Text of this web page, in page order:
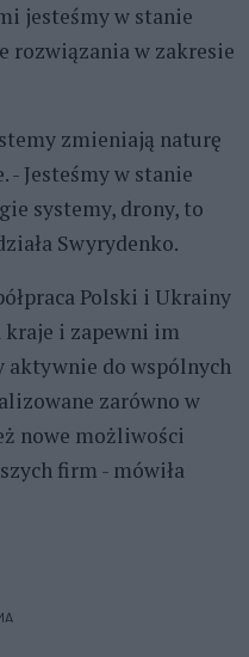
jesteśmy w stanie
rozwiązania w zakresie
zmieniają naturę
Jesteśmy w stanie
systemy, drony, to
Swyrydenko.
Polski i Ukrainy
i zapewni im
aktywnie do wspólnych
zarówno w
nowe możliwości
firm - mówiła